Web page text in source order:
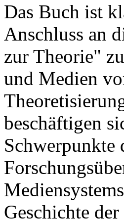
Das Buch ist
Anschluss an
zur Theorie"
und Medien
beschäftigen
Schwerpunkte
Geschichte